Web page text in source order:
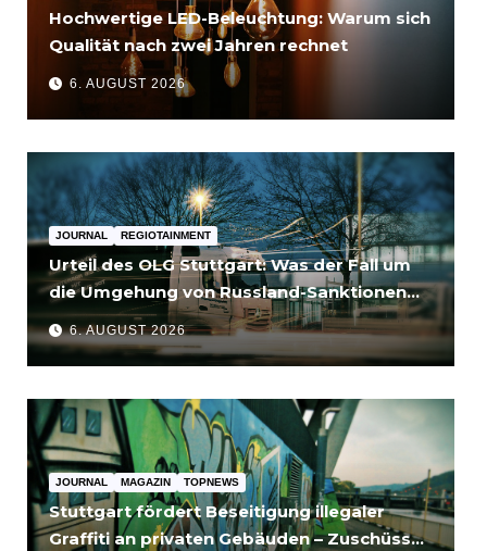
Hochwertige LED-Beleuchtung: Warum sich
Qualität nach zwei Jahren rechnet
6. AUGUST 2026
JOURNAL REGIOTAINMENT
Urteil des OLG Stuttgart: Was der Fall um
die Umgehung von Russland-Sanktionen
für Unternehmen bedeutet
6. AUGUST 2026
JOURNAL MAGAZIN TOPNEWS
Stuttgart fördert Beseitigung illegaler
Graffiti an privaten Gebäuden – Zuschüsse